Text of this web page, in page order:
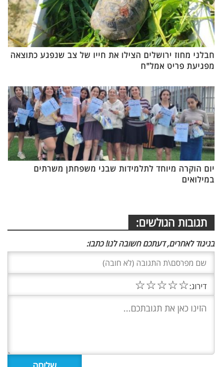
חבלני מחוז ירושלים הצילו את חייו של צב שנפגע כתוצאה
מפגיעת פריט אמל"ח
יום הוקרה מיוחד לתלמידות שבני משפחתן משרתים
במילואים
תגובות הגולשים:
בניגוד לאחרים, דעתכם חשובה לנו! כתבו:
דירוג:☆
☆
☆
☆
☆